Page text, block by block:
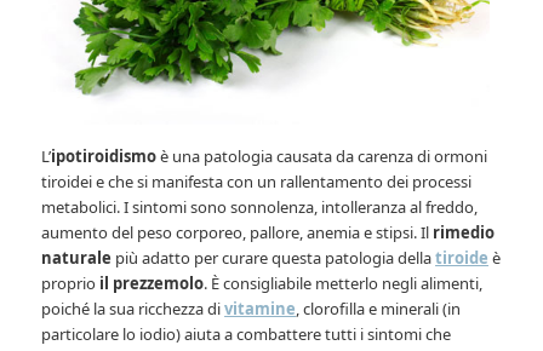
L’ipotiroidismoè una patologia causata da carenza di ormoni
tiroidei e che si manifesta con un rallentamento dei processi
metabolici. I sintomi sono sonnolenza, intolleranza al freddo,
aumento del peso corporeo, pallore, anemia e stipsi. Il rimedio
naturale più adatto per curare questa patologia dellatiroide è
proprio il prezzemolo. È consigliabile metterlo negli alimenti,
poiché la sua ricchezza divitamine, clorofilla e minerali (in
particolare lo iodio) aiuta a combattere tutti i sintomi che